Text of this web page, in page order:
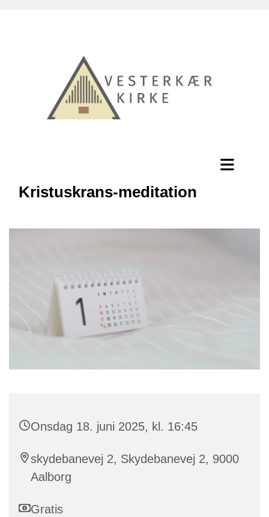
Kristuskrans-meditation
Onsdag 18. juni 2025, kl. 16:45
skydebanevej 2, Skydebanevej 2, 9000
Aalborg
Gratis